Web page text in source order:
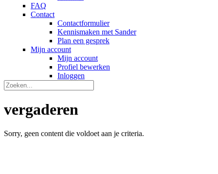
FAQ
Contact
Contactformulier
Kennismaken met Sander
Plan een gesprek
Mijn account
Mijn account
Profiel bewerken
Inloggen
vergaderen
Sorry, geen content die voldoet aan je criteria.